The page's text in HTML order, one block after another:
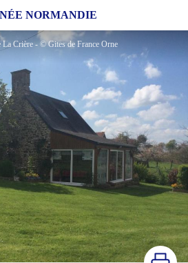
NORMANDIE
La Crière - © Gites de France Orne
Imprimer